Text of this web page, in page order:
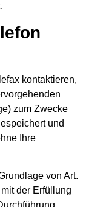
kontaktieren,
zum Zwecke
und
Ihre
von Art.
der Erfüllung